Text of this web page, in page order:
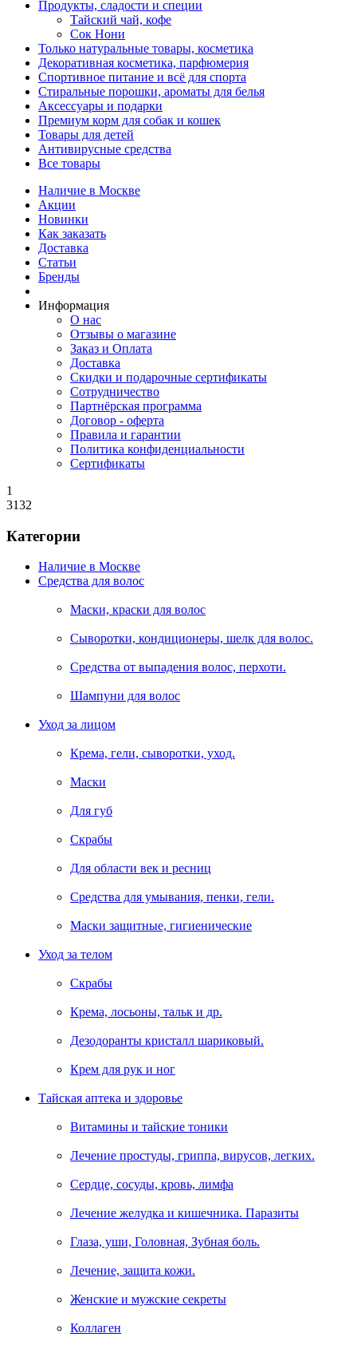
Продукты, сладости и специи
Тайский чай, кофе
Сок Нони
Только натуральные товары, косметика
Декоративная косметика, парфюмерия
Спортивное питание и всё для спорта
Стиральные порошки, ароматы для белья
Аксессуары и подарки
Премиум корм для собак и кошек
Товары для детей
Антивирусные средства
Все товары
Наличие в Москве
Акции
Новинки
Как заказать
Доставка
Статьи
Бренды
Информация
О нас
Отзывы о магазине
Заказ и Оплата
Доставка
Скидки и подарочные сертификаты
Сотрудничество
Партнёрская программа
Договор - оферта
Правила и гарантии
Политика конфиденциальности
Сертификаты
1
3132
Категории
Наличие в Москве
Средства для волос
Маски, краски для волос
Сыворотки, кондиционеры, шелк для волос.
Средства от выпадения волос, перхоти.
Шампуни для волос
Уход за лицом
Крема, гели, сыворотки, уход.
Маски
Для губ
Скрабы
Для области век и ресниц
Средства для умывания, пенки, гели.
Маски защитные, гигиенические
Уход за телом
Скрабы
Крема, лосьоны, тальк и др.
Дезодоранты кристалл шариковый.
Крем для рук и ног
Тайская аптека и здоровье
Витамины и тайские тоники
Лечение простуды, гриппа, вирусов, легких.
Сердце, сосуды, кровь, лимфа
Лечение желудка и кишечника. Паразиты
Глаза, уши, Головная, Зубная боль.
Лечение, защита кожи.
Женские и мужские секреты
Коллаген